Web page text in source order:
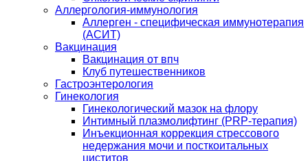
Аллергология-иммунология
Аллерген - специфическая иммунотерапия
(АСИТ)
Вакцинация
Вакцинация от впч
Клуб путешественников
Гастроэнтерология
Гинекология
Гинекологический мазок на флору
Интимный плазмолифтинг (PRP-терапия)
Инъекционная коррекция стрессового
недержания мочи и посткоитальных
циститов